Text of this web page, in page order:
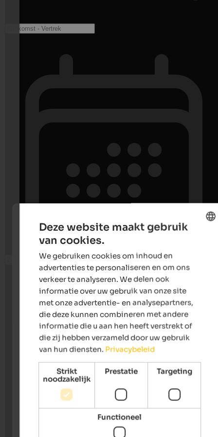
Deze website maakt gebruik
van cookies.
We gebruiken cookies om inhoud en
advertenties te personaliseren en om ons
verkeer te analyseren. We delen ook
informatie over uw gebruik van onze site
met onze advertentie- en analysepartners,
die deze kunnen combineren met andere
informatie die u aan hen heeft verstrekt of
die zij hebben verzameld door uw gebruik
van hun diensten. Privacybeleid
Strikt
noodzakelijk
Prestatie Targeting
Functioneel